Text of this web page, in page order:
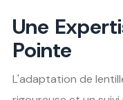
Une
Pointe
L'adaptation de